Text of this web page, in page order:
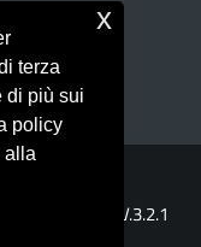
V.3.2.1
terza
di più sui
policy
alla
x